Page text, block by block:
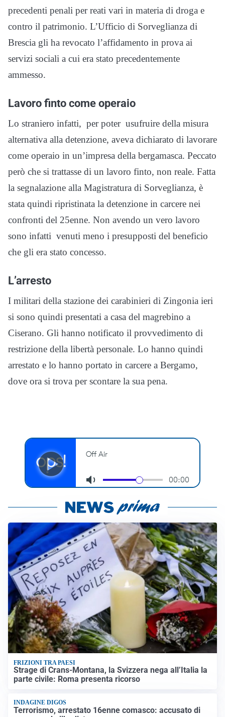
precedenti penali per reati vari in materia di droga e
contro il patrimonio. L’Ufficio di Sorveglianza di
Brescia gli ha revocato l’affidamento in prova ai
servizi sociali a cui era stato precedentemente
ammesso.
Lavoro finto come operaio
Lo straniero infatti, per poter usufruire della misura
alternativa alla detenzione, aveva dichiarato di lavorare
come operaio in un’impresa della bergamasca. Peccato
però che si trattasse di un lavoro finto, non reale. Fatta
la segnalazione alla Magistratura di Sorveglianza, è
stata quindi ripristinata la detenzione in carcere nei
confronti del 25enne. Non avendo un vero lavoro
sono infatti venuti meno i presupposti del beneficio
che gli era stato concesso.
L’arresto
I militari della stazione dei carabinieri di Zingonia ieri
si sono quindi presentati a casa del magrebino a
Ciserano. Gli hanno notificato il provvedimento di
restrizione della libertà personale. Lo hanno quindi
arrestato e lo hanno portato in carcere a Bergamo,
dove ora si trova per scontare la sua pena.
FRIZIONI TRA PAESI
Strage di Crans-Montana, la Svizzera nega all’Italia la
parte civile: Roma presenta ricorso
INDAGINE DIGOS
Terrorismo, arrestato 16enne comasco: accusato di